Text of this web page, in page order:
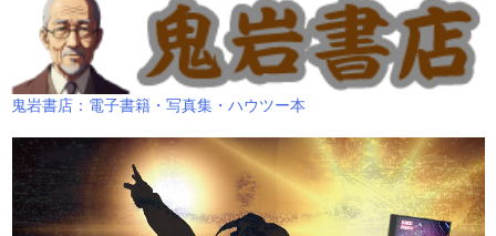
鬼岩書店：電子書籍・写真集・ハウツー本